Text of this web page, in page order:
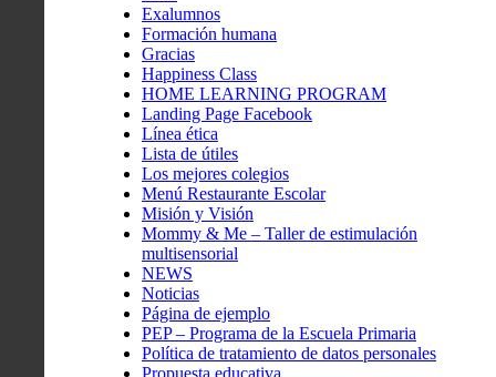
Exalumnos
Formación humana
Gracias
Happiness Class
HOME LEARNING PROGRAM
Landing Page Facebook
Línea ética
Lista de útiles
Los mejores colegios
Menú Restaurante Escolar
Misión y Visión
Mommy & Me – Taller de estimulación
multisensorial
NEWS
Noticias
Página de ejemplo
PEP – Programa de la Escuela Primaria
Política de tratamiento de datos personales